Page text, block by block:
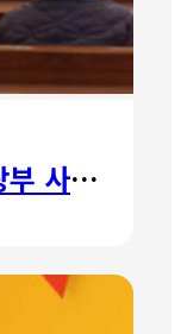
사랑부 사랑주일